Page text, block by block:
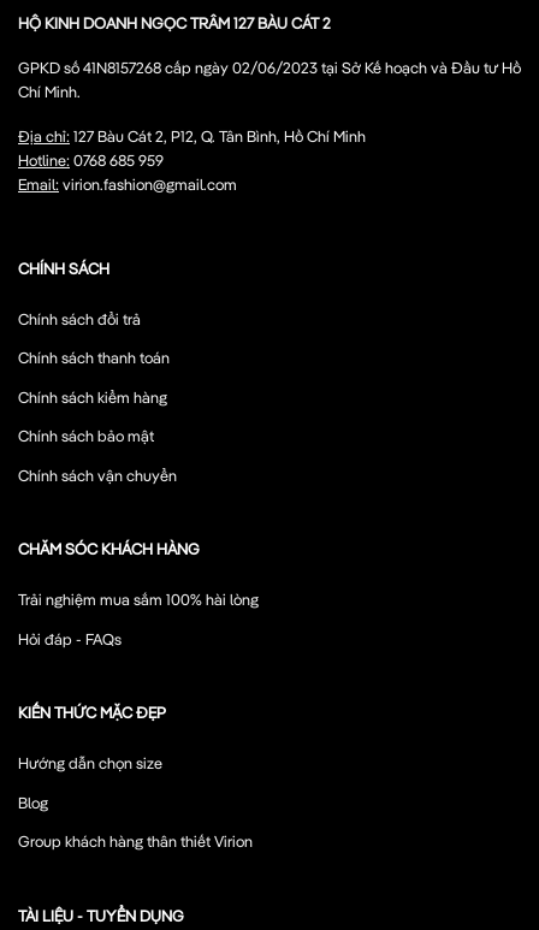
HỘ KINH DOANH NGỌC TRÂM 127 BÀU CÁT 2
GPKD số 41N8157268 cấp ngày 02/06/2023 tại Sở Kế hoạch và Đầu tư Hồ
Chí Minh.
Địa chỉ:127 Bàu Cát 2, P12, Q. Tân Bình, Hồ Chí Minh
Hotline:0768 685 959
Email:virion.fashion@gmail.com
CHÍNH SÁCH
Chính sách đổi trả
Chính sách thanh toán
Chính sách kiểm hàng
Chính sách bảo mật
Chính sách vận chuyển
CHĂM SÓC KHÁCH HÀNG
Trải nghiệm mua sắm 100% hài lòng
Hỏi đáp - FAQs
KIẾN THỨC MẶC ĐẸP
Hướng dẫn chọn size
Blog
Group khách hàng thân thiết Virion
TÀI LIỆU - TUYỂN DỤNG